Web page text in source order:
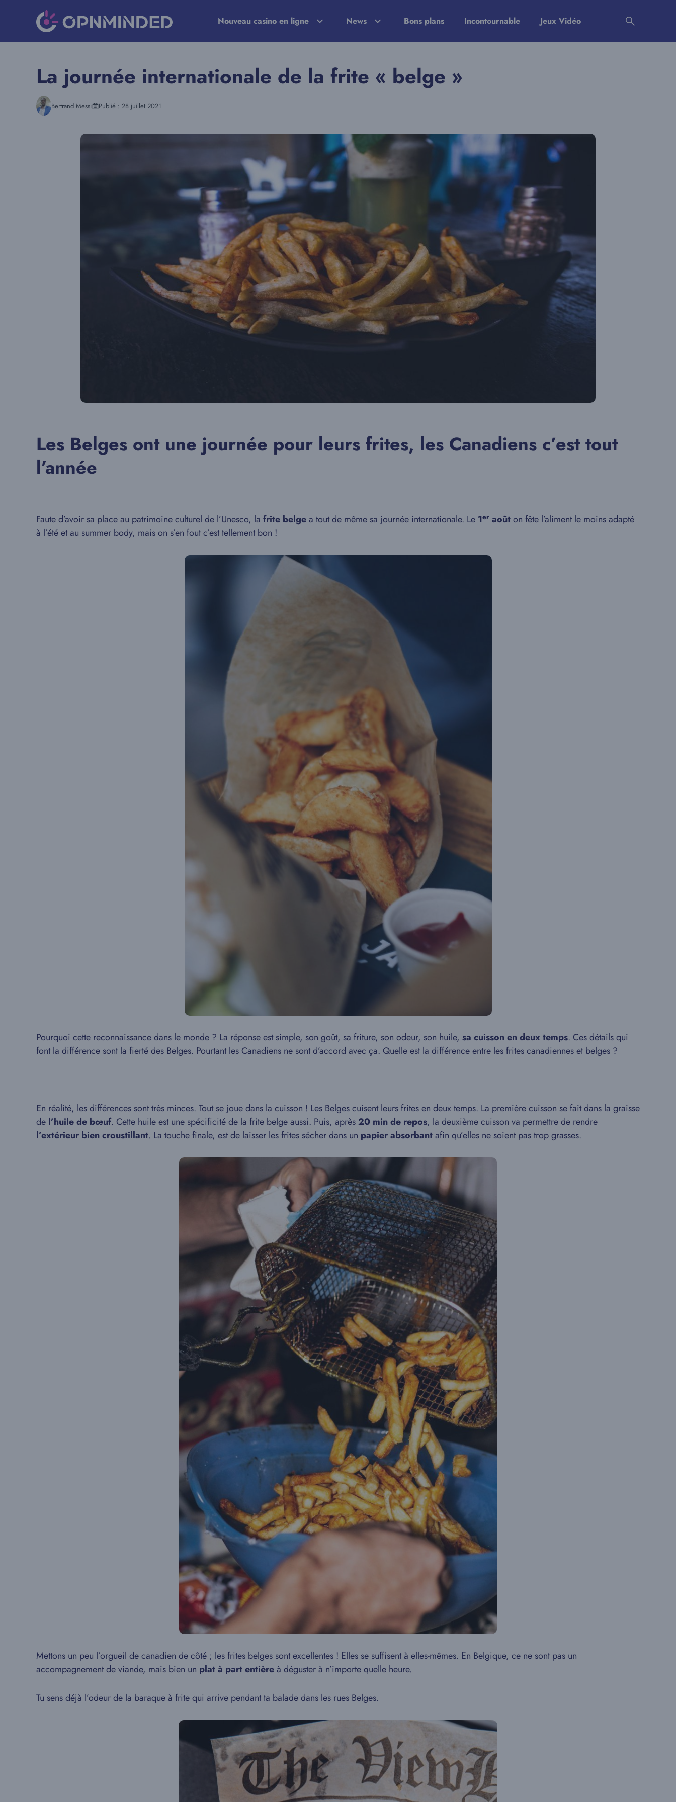
Nouveau casino en ligne News Bons plans Incontournable Jeux Vidéo
La journée internationale de la frite « belge »
Bertrand Messi Publié : 28 juillet 2021
Les Belges ont une journée pour leurs frites, les Canadiens c’est tout
l’année
Faute d’avoir sa place au patrimoine culturel de l’Unesco, la frite belgea tout de même sa journée internationale. Le 1er aoûton fête l’aliment le moins adapté
à l’été et au summer body, mais on s’en fout c’est tellement bon !
Pourquoi cette reconnaissance dans le monde ? La réponse est simple, son goût, sa friture, son odeur, son huile, sa cuisson en deux temps. Ces détails qui
font la différence sont la fierté des Belges. Pourtant les Canadiens ne sont d’accord avec ça. Quelle est la différence entre les frites canadiennes et belges ?
En réalité, les différences sont très minces. Tout se joue dans la cuisson ! Les Belges cuisent leurs frites en deux temps. La première cuisson se fait dans la graisse
de l’huile de bœuf. Cette huile est une spécificité de la frite belge aussi. Puis, après 20 min de repos, la deuxième cuisson va permettre de rendre
l’extérieur bien croustillant. La touche finale, est de laisser les frites sécher dans un papier absorbantafin qu’elles ne soient pas trop grasses.
Mettons un peu l’orgueil de canadien de côté ; les frites belges sont excellentes ! Elles se suffisent à elles-mêmes. En Belgique, ce ne sont pas un
accompagnement de viande, mais bien un plat à part entièreà déguster à n’importe quelle heure.
Tu sens déjà l’odeur de la baraque à frite qui arrive pendant ta balade dans les rues Belges.